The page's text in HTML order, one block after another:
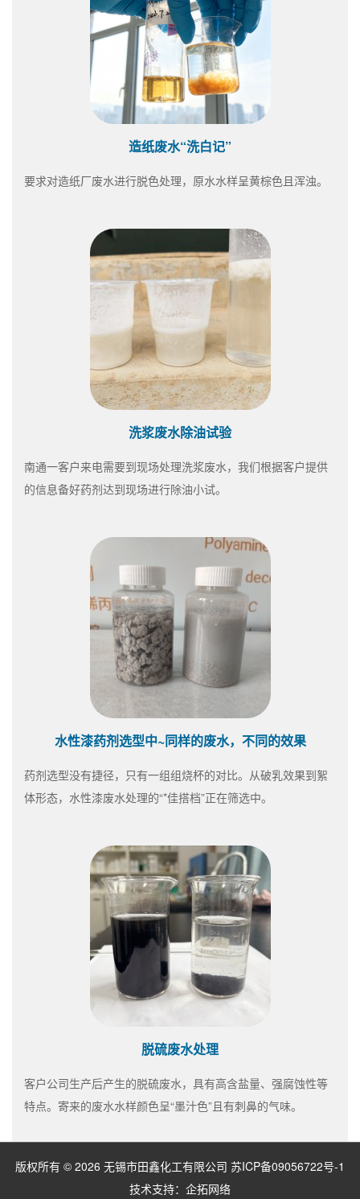
造纸废水“洗白记”
要求对造纸厂废水进行脱色处理，原水水样呈黄棕色且浑浊。
洗浆废水除油试验
南通一客户来电需要到现场处理洗浆废水，我们根据客户提供
的信息备好药剂达到现场进行除油小试。
水性漆药剂选型中~同样的废水，不同的效果
药剂选型没有捷径，只有一组组烧杯的对比。从破乳效果到絮
体形态，水性漆废水处理的“*佳搭档”正在筛选中。
脱硫废水处理
客户公司生产后产生的脱硫废水，具有高含盐量、强腐蚀性等
特点。寄来的废水水样颜色呈“墨汁色”且有刺鼻的气味。
版权所有 © 2026 无锡市田鑫化工有限公司 苏ICP备09056722号-1
技术支持： 企拓网络